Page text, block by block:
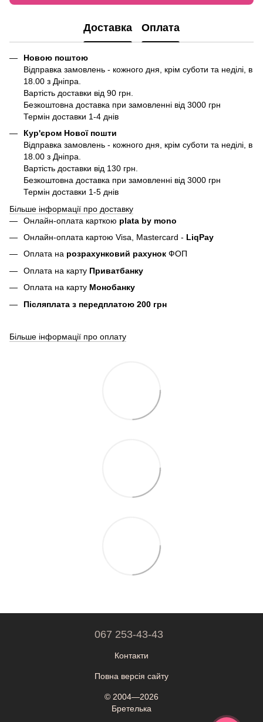
Доставка Оплата
Новою поштою
Відправка замовлень - кожного дня, крім суботи та неділі, в
18.00 з Дніпра.
Вартість доставки від 90 грн.
Безкоштовна доставка при замовленні від 3000 грн
Термін доставки 1-4 днів
Кур'єром Нової пошти
Відправка замовлень - кожного дня, крім суботи та неділі, в
18.00 з Дніпра.
Вартість доставки від 130 грн.
Безкоштовна доставка при замовленні від 3000 грн
Термін доставки 1-5 днів
Більше інформації про доставку
Онлайн-оплата карткою plata by mono
Онлайн-оплата картою Visa, Mastercard - LiqPay
Оплата на розрахунковий рахунок ФОП
Оплата на карту Приватбанку
Оплата на карту Монобанку
Післяплата з передплатою 200 грн
Більше інформації про оплату
067 253-43-43
Контакти
Повна версія сайту
© 2004—2026
Бретелька